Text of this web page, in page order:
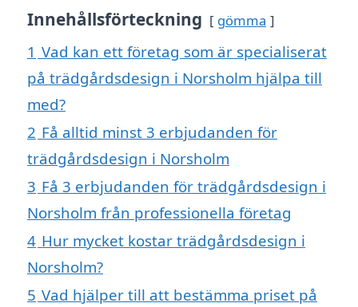
Innehållsförteckning gömma
1 Vad kan ett företag som är specialiserat
på trädgårdsdesign i Norsholm hjälpa till
med?
2 Få alltid minst 3 erbjudanden för
trädgårdsdesign i Norsholm
3 Få 3 erbjudanden för trädgårdsdesign i
Norsholm från professionella företag
4 Hur mycket kostar trädgårdsdesign i
Norsholm?
5 Vad hjälper till att bestämma priset på